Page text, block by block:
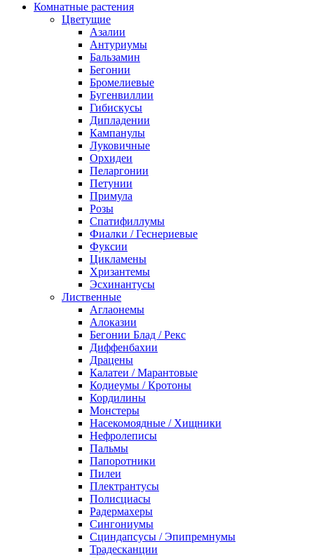
Комнатные растения
Цветущие
Азалии
Антуриумы
Бальзамин
Бегонии
Бромелиевые
Бугенвиллии
Гибискусы
Дипладении
Кампанулы
Луковичные
Орхидеи
Пеларгонии
Петунии
Примула
Розы
Спатифиллумы
Фиалки / Геснериевые
Фуксии
Цикламены
Хризантемы
Эсхинантусы
Лиственные
Аглаонемы
Алоказии
Бегонии Блад / Рекс
Диффенбахии
Драцены
Калатеи / Марантовые
Кодиеумы / Кротоны
Кордилины
Монстеры
Насекомоядные / Хищники
Нефролеписы
Пальмы
Папоротники
Пилеи
Плектрантусы
Полисциасы
Радермахеры
Сингониумы
Сциндапсусы / Эпипремнумы
Традесканции